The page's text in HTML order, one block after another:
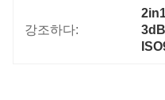
강조하다: